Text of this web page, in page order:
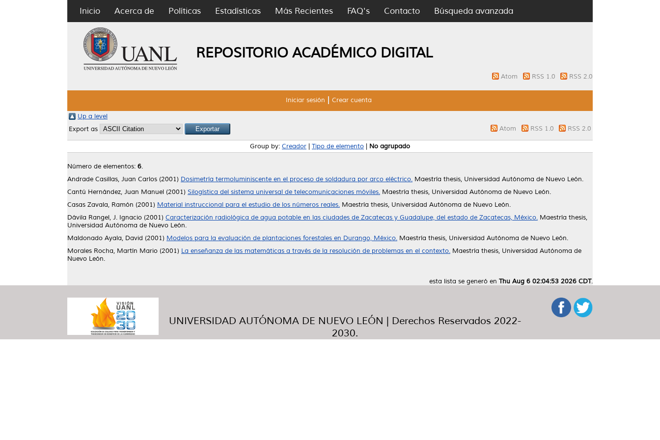
Inicio Acerca de Políticas Estadísticas Más Recientes FAQ's Contacto Búsqueda avanzada
REPOSITORIO ACADÉMICO DIGITAL
Atom RSS 1.0 RSS 2.0
Iniciar sesión Crear cuenta
Up a level
Export as
Atom RSS 1.0 RSS 2.0
Group by: Creador Tipo de elemento No agrupado
Número de elementos: 6.
Andrade Casillas, Juan Carlos (2001) Dosimetría termoluminiscente en el proceso de soldadura por arco eléctrico. Maestría thesis, Universidad Autónoma de Nuevo León.
Cantú Hernández, Juan Manuel (2001) Silogística del sistema universal de telecomunicaciones móviles. Maestría thesis, Universidad Autónoma de Nuevo León.
Casas Zavala, Ramón (2001) Material instruccional para el estudio de los números reales. Maestría thesis, Universidad Autónoma de Nuevo León.
Dávila Rangel, J. Ignacio (2001) Caracterización radiológica de agua potable en las ciudades de Zacatecas y Guadalupe, del estado de Zacatecas, México. Maestría thesis,
Universidad Autónoma de Nuevo León.
Maldonado Ayala, David (2001) Modelos para la evaluación de plantaciones forestales en Durango, México. Maestría thesis, Universidad Autónoma de Nuevo León.
Morales Rocha, Martín Mario (2001) La enseñanza de las matemáticas a través de la resolución de problemas en el contexto. Maestría thesis, Universidad Autónoma de
Nuevo León.
esta lista se generó en Thu Aug 6 02:04:53 2026 CDT.
UNIVERSIDAD AUTÓNOMA DE NUEVO LEÓN | Derechos Reservados 2022-
2030.